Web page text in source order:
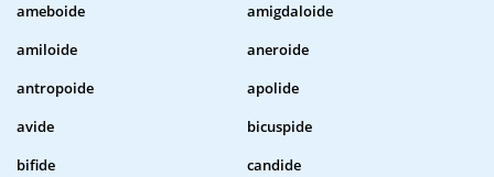
ameboide
amigdaloide
amiloide
aneroide
antropoide
apolide
avide
bicuspide
bifide
candide